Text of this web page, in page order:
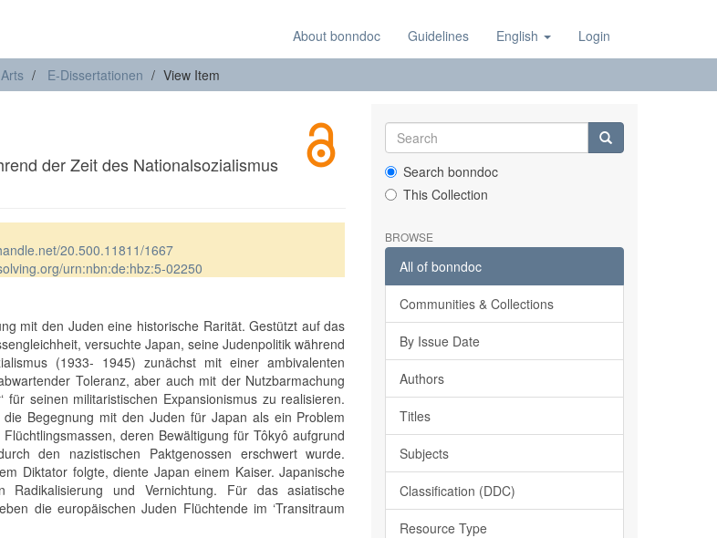
About bonndoc Guidelines English Login
E-Dissertationen View Item
der Zeit des Nationalsozialismus
20.500.11811/1667
urn:nbn:de:hbz:5-02250
mit den Juden eine historische Rarität. Gestützt auf das
versuchte Japan, seine Judenpolitik während
(1933- 1945) zunächst mit einer ambivalenten
Toleranz, aber auch mit der Nutzbarmachung
für seinen militaristischen Expansionismus zu realisieren.
Begegnung mit den Juden für Japan als ein Problem
deren Bewältigung für Tôkyô aufgrund
den nazistischen Paktgenossen erschwert wurde.
Diktator folgte, diente Japan einem Kaiser. Japanische
Radikalisierung und Vernichtung. Für das asiatische
die europäischen Juden Flüchtende im ‘Transitraum
Search bonndoc
This Collection
BROWSE
All of bonndoc
Communities & Collections
By Issue Date
Authors
Titles
Subjects
Classification (DDC)
Resource Type